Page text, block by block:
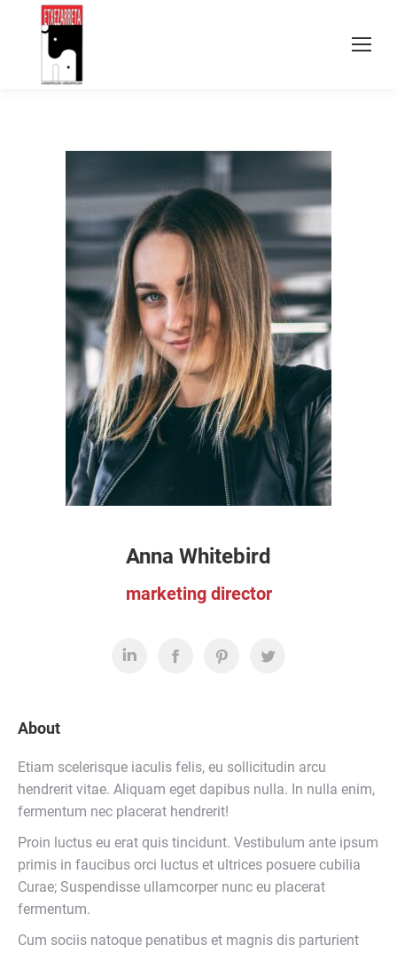
Anna Whitebird
marketing director
About
Etiam scelerisque iaculis felis, eu sollicitudin arcu
hendrerit vitae. Aliquam eget dapibus nulla. In nulla enim,
fermentum nec placerat hendrerit!
Proin luctus eu erat quis tincidunt. Vestibulum ante ipsum
primis in faucibus orci luctus et ultrices posuere cubilia
Curae; Suspendisse ullamcorper nunc eu placerat
fermentum.
Cum sociis natoque penatibus et magnis dis parturient